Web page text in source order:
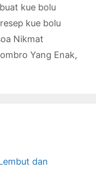
kue bolu
resep kue bolu
Nikmat
Yang Enak,
dan